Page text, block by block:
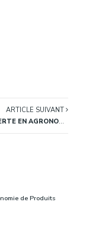
ARTICLE SUIVANT
MODÈLES D’AGRICULTURE DANS L’ÉMISSION E=M6.
de Produits